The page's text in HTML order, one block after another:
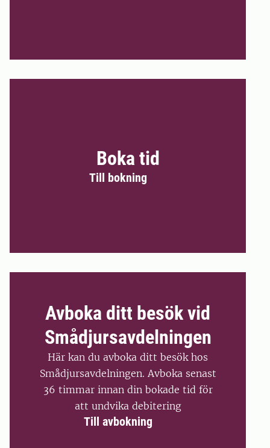
Boka tid
Till bokning
Avboka ditt besök vid
Smådjursavdelningen
Här kan du avboka ditt besök hos
Smådjursavdelningen. Avboka senast
36 timmar innan din bokade tid för
att undvika debitering
Till avbokning